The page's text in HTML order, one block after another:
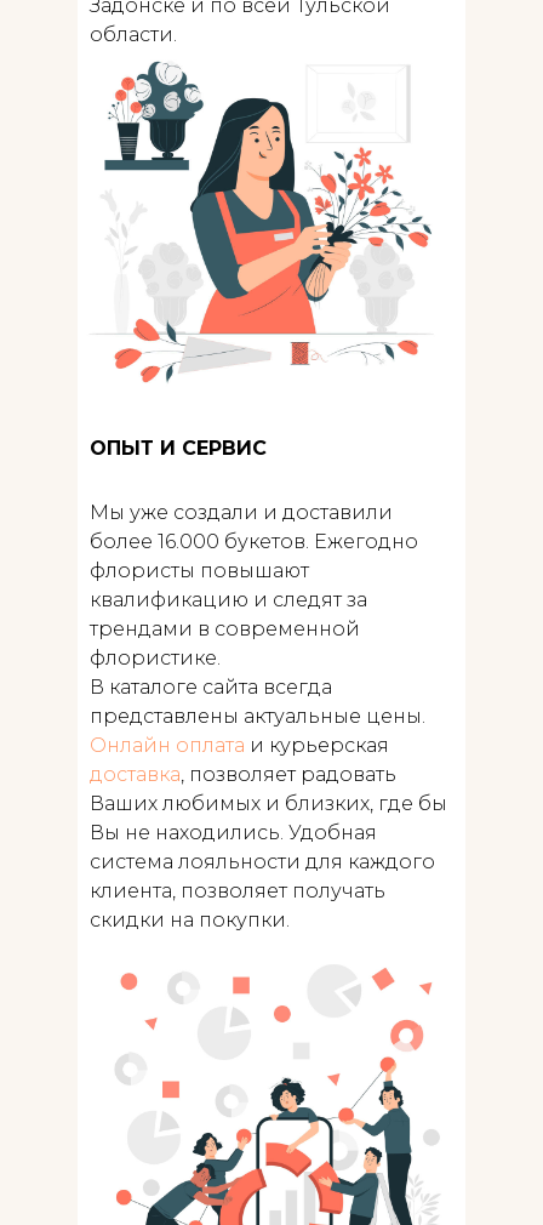
ОПЫТ И СЕРВИС
Мы уже создали и доставили
более 16.000 букетов. Ежегодно
флористы повышают
квалификацию и следят за
трендами в современной
флористике.
В каталоге сайта всегда
представлены актуальные цены.
Онлайн оплата и курьерская
доставка, позволяет радовать
Ваших любимых и близких, где бы
Вы не находились. Удобная
система лояльности для каждого
клиента, позволяет получать
скидки на покупки.
Задонске и по всей Тульской
области.